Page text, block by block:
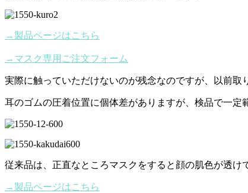
→製品ページはこちら
→マスク専用ご注文フォーム
実際に触っていただけないのが残念なのですが、以前取
耳のゴムの圧着位置に個体差がありますが、検品で一定
従来品は、正直なところマスクをすると顔の肌色が透け
→製品ページはこちら